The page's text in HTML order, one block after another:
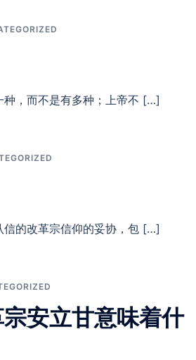
种，而不是有多种；上帝不 […]
信的改革宗信仰的妥协，包 […]
安立甘意味着什